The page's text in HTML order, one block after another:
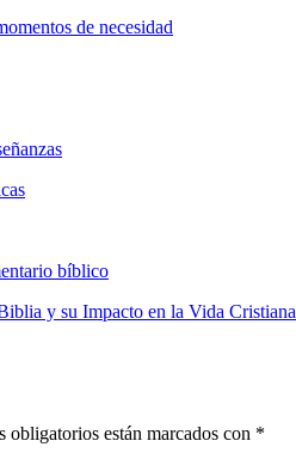
de necesidad
bíblico
y su Impacto en la Vida Cristiana
obligatorios están marcados con *